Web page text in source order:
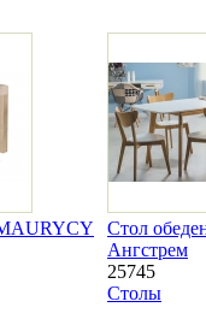
Стол
Ангстрем
25745
Столы